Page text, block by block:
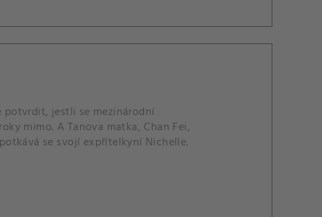
potvrdit, jestli se mezinárodní
mimo. A Tanova matka, Chan Fei,
se svojí expřítelkyní Nichelle.